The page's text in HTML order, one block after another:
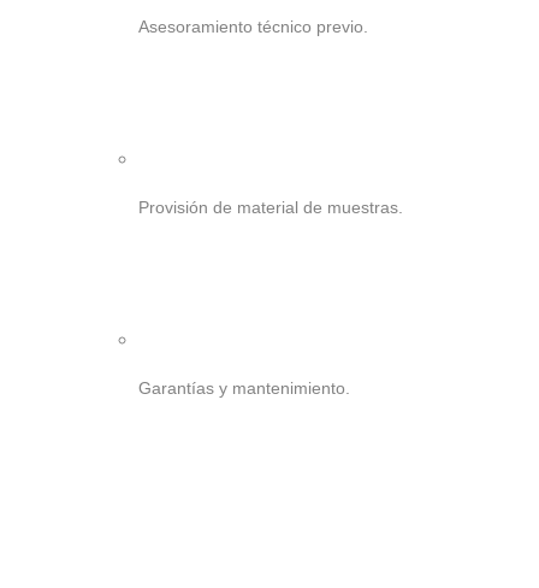
Asesoramiento técnico previo.
Provisión de material de muestras.
Garantías y mantenimiento.